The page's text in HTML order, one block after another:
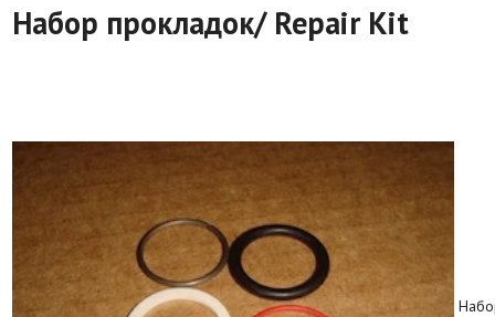
Набор прокладок/ Repair Kit